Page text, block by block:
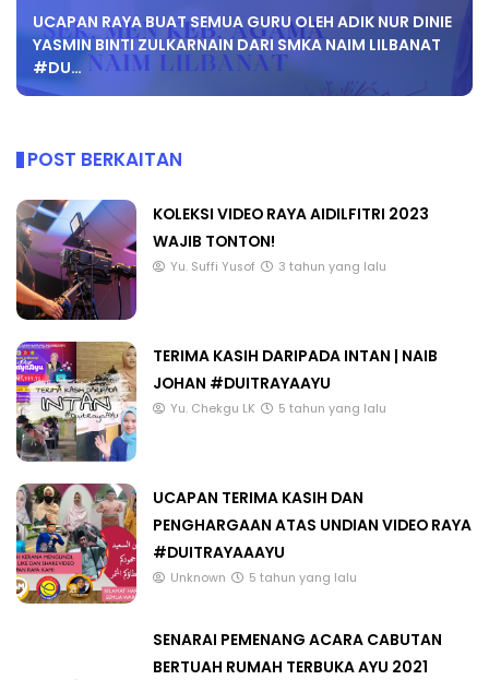
UCAPAN RAYA BUAT SEMUA GURU OLEH ADIK NUR DINIE
YASMIN BINTI ZULKARNAIN DARI SMKA NAIM LILBANAT
#DU…
POST BERKAITAN
KOLEKSI VIDEO RAYA AIDILFITRI 2023
WAJIB TONTON!
Yu. Suffi Yusof 3 tahun yang lalu
TERIMA KASIH DARIPADA INTAN | NAIB
JOHAN #DUITRAYAAYU
Yu. Chekgu LK 5 tahun yang lalu
UCAPAN TERIMA KASIH DAN
PENGHARGAAN ATAS UNDIAN VIDEO RAYA
#DUITRAYAAAYU
Unknown 5 tahun yang lalu
SENARAI PEMENANG ACARA CABUTAN
BERTUAH RUMAH TERBUKA AYU 2021